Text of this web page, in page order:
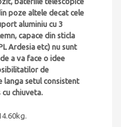
poze altele decat cele
aluminiu cu 3
capace din sticla
Ardesia etc) nu sunt
a va face o idee
de
langa setul consistent
chiuveta.